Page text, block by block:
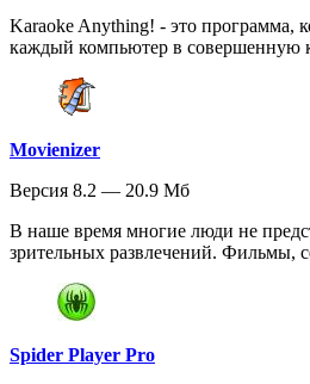
Karaoke Anything! - это программа,
каждый компьютер в совершенную
Movienizer
Версия 8.2 — 20.9 Мб
В наше время многие люди не
зрительных развлечений. Фильмы,
Spider Player Pro